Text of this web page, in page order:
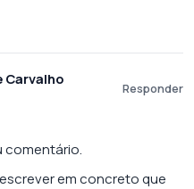
Carvalho
Responder
comentário.
em concreto que